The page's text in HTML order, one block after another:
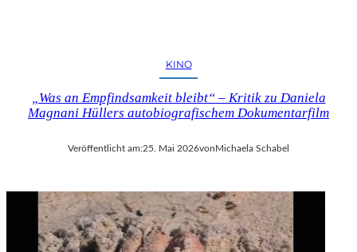
KINO
„Was an Empfindsamkeit bleibt“ – Kritik zu Daniela
Magnani Hüllers autobiografischem Dokumentarfilm
Veröffentlicht am:25. Mai 2026vonMichaela Schabel